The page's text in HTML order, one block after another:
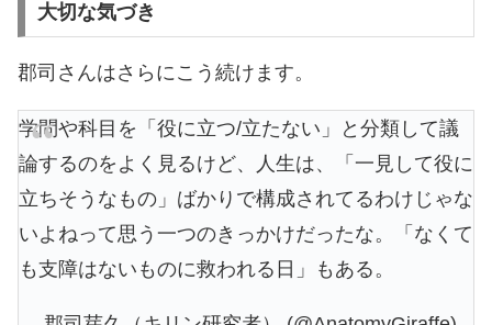
大切な気づき
郡司さんはさらにこう続けます。
学問や科目を「役に立つ/立たない」と分類して議
論するのをよく見るけど、人生は、「一見して役に
立ちそうなもの」ばかりで構成されてるわけじゃな
いよねって思う一つのきっかけだったな。「なくて
も支障はないものに救われる日」もある。